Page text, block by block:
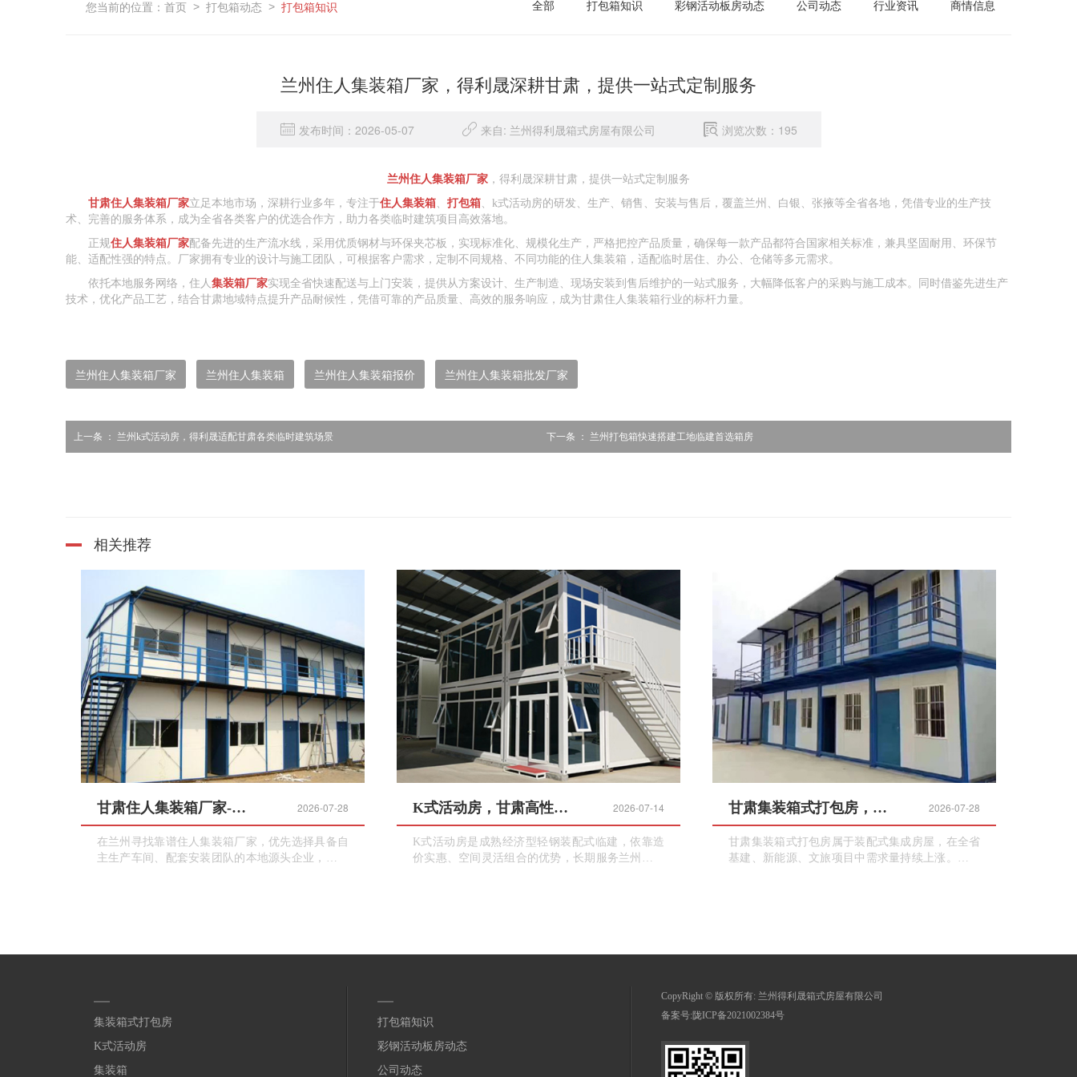
您当前的位置： 首页 > 打包箱动态 > 打包箱知识 全部 打包箱知识 彩钢活动板房动态 公司动态 行业资讯 商情信息
兰州住人集装箱厂家，得利晟深耕甘肃，提供一站式定制服务
发布时间：2026-05-07 来自: 兰州得利晟箱式房屋有限公司 浏览次数：195
兰州住人集装箱厂家 ，得利晟深耕甘肃，提供一站式定制服务
甘肃住人集装箱厂家立足本地市场，深耕行业多年，专注于住人集装箱、 打包箱、k式活动房的研发、生产、销售、安装与售后，覆盖兰州、白银、张掖等全省各地，凭借专业的生产技
术、完善的服务体系，成为全省各类客户的优选合作方，助力各类临时建筑项目高效落地。
正规住人集装箱厂家配备先进的生产流水线，采用优质钢材与环保夹芯板，实现标准化、规模化生产，严格把控产品质量，确保每一款产品都符合国家相关标准，兼具坚固耐用、环保节
能、适配性强的特点。厂家拥有专业的设计与施工团队，可根据客户需求，定制不同规格、不同功能的住人集装箱，适配临时居住、办公、仓储等多元需求。
依托本地服务网络，住人集装箱厂家实现全省快速配送与上门安装，提供从方案设计、生产制造、现场安装到售后维护的一站式服务，大幅降低客户的采购与施工成本。同时借鉴先进生产
技术，优化产品工艺，结合甘肃地域特点提升产品耐候性，凭借可靠的产品质量、高效的服务响应，成为甘肃住人集装箱行业的标杆力量。
兰州住人集装箱厂家 兰州住人集装箱 兰州住人集装箱报价 兰州住人集装箱批发厂家
上一条 ： 兰州k式活动房，得利晟适配甘肃各类临时建筑场景 下一条 ： 兰州打包箱快速搭建工地临建首选箱房
相关推荐
甘肃住人集装箱厂家-兰州本地源头工厂，销售租赁一站式服务 2026-07-28
在兰州寻找靠谱住人集装箱厂家，优先选择具备自
主生产车间、配套安装团队的本地源头企业，省去
K式活动房，甘肃高性价比临建，工地宿舍批量搭建 2026-07-14
K式活动房是成熟经济型轻钢装配式临建，依靠造
价实惠、空间灵活组合的优势，长期服务兰州及甘
甘肃集装箱式打包房，源头厂家直供，覆盖全省工程项目 2026-07-28
甘肃集装箱式打包房属于装配式集成房屋，在全省
基建、新能源、文旅项目中需求量持续上涨。标准
集装箱式打包房
K式活动房
集装箱
打包箱知识
彩钢活动板房动态
公司动态
CopyRight © 版权所有: 兰州得利晟箱式房屋有限公司
备案号:陇ICP备2021002384号